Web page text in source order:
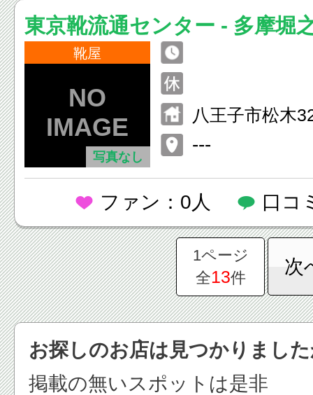
東京靴流通センター - 多摩堀
靴屋
写真なし
八王子市松木
---
ファン：0人 口コ
1ページ
全13件
次
お探しのお店は見つかりまし
掲載の無いスポットは是非